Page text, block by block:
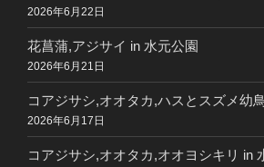
2026年6月22日
花菖蒲,アジサイ in 水元公園
2026年6月21日
コアジサシ,オオタカ,ハスとスズメ幼
2026年6月17日
コアジサシ,オオタカ,オオヨシキリ in